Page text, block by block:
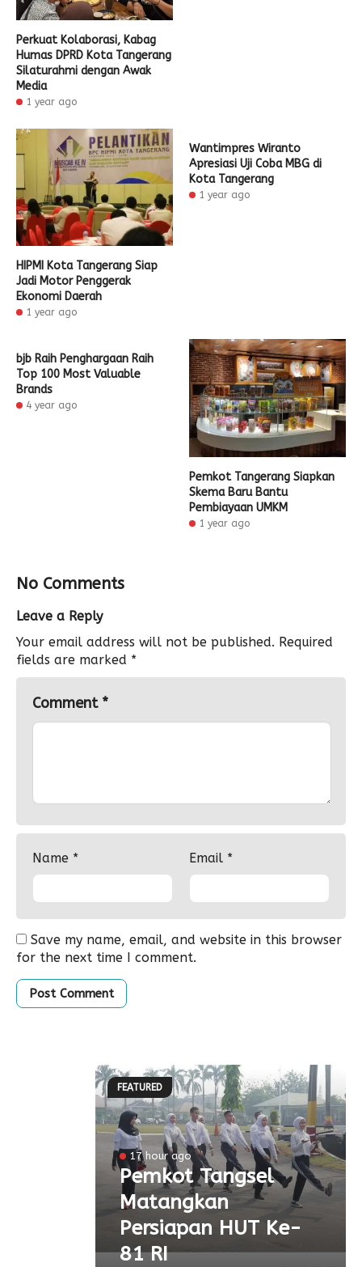
Perkuat Kolaborasi, Kabag
Humas DPRD Kota Tangerang
Silaturahmi dengan Awak
Media
1 year ago
HIPMI Kota Tangerang Siap
Jadi Motor Penggerak
Ekonomi Daerah
1 year ago
Wantimpres Wiranto
Apresiasi Uji Coba MBG di
Kota Tangerang
1 year ago
bjb Raih Penghargaan Raih
Top 100 Most Valuable
Brands
4 year ago
Pemkot Tangerang Siapkan
Skema Baru Bantu
Pembiayaan UMKM
1 year ago
No Comments
Leave a Reply
Your email address will not be published. Required
fields are marked *
Comment *
Name * Email *
Save my name, email, and website in this browser
for the next time I comment.
FEATURED
17 hour ago
Pemkot Tangsel
Matangkan
Persiapan HUT Ke-
81 RI